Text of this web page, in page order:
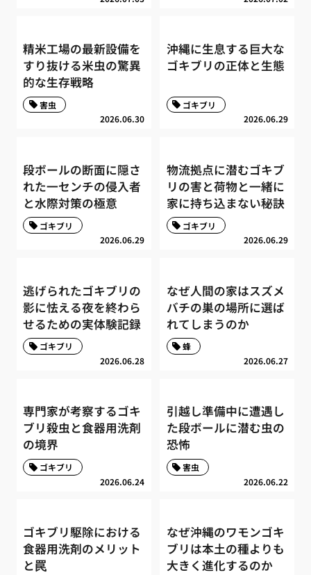
精米工場の最新設備を
すり抜ける米虫の驚異
的な生存戦略
2026.06.30
害虫
沖縄に生息する巨大な
ゴキブリの正体と生態
2026.06.29
ゴキブリ
段ボールの断面に隠さ
れた一センチの侵入者
と水際対策の極意
2026.06.29
ゴキブリ
物流拠点に潜むゴキブ
リの害と荷物と一緒に
家に持ち込まない秘訣
2026.06.29
ゴキブリ
逃げられたゴキブリの
影に怯える夜を終わら
せるための実体験記録
2026.06.28
ゴキブリ
なぜ人間の家はスズメ
バチの巣の場所に選ば
れてしまうのか
2026.06.27
蜂
専門家が考察するゴキ
ブリ殺虫と食器用洗剤
の境界
2026.06.24
ゴキブリ
引越し準備中に遭遇し
た段ボールに潜む虫の
恐怖
2026.06.22
害虫
ゴキブリ駆除における
食器用洗剤のメリット
と罠
なぜ沖縄のワモンゴキ
ブリは本土の種よりも
大きく進化するのか